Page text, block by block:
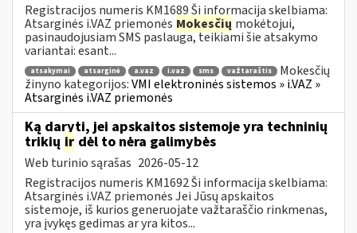
Registracijos numeris KM1689 Ši informacija skelbiama:
Atsarginės i.VAZ priemonės Mokesčių mokėtojui,
pasinaudojusiam SMS paslauga, teikiami šie atsakymo
variantai: esant...
atsakymai atsarginė a.vaz i.vaz sms važtaraštis
Mokesčių
žinyno kategorijos:VMI elektroninės sistemos » i.VAZ »
Atsarginės i.VAZ priemonės
Ką daryti, jei apskaitos sistemoje yra techninių
trikių ir dėl to nėra galimybės
Web turinio sąrašas 2026-05-12
Registracijos numeris KM1692 Ši informacija skelbiama:
Atsarginės i.VAZ priemonės Jei Jūsų apskaitos
sistemoje, iš kurios generuojate važtaraščio rinkmenas,
yra įvykęs gedimas ar yra kitos...